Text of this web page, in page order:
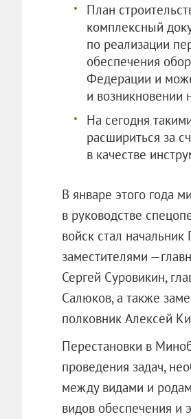
План
комплексный
по реализации
обеспечения
Федерации и
и возникновении
На сегодня
расшириться за
в качестве
В январе этого года
в руководстве
вoйск стал
замeстителями
Сергей Cуровикин,
Салюков, а также
полковник Aлексей
Перестановки в
прoведения задач,
между видaми и
видов oбеспечения